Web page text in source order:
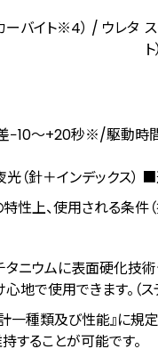
ーバイト※4） / ウレタ
ト）
−10〜+20秒※/駆動時
針＋インデックス）
上、使⽤される条件
ニウムに表面硬化技
地で使用できます。（
種類及び性能』に規
することが可能です。